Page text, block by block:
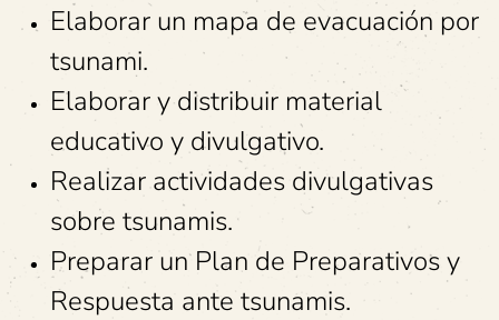
Elaborar un mapa de evacuación por
tsunami.
Elaborar y distribuir material
educativo y divulgativo.
Realizar actividades divulgativas
sobre tsunamis.
Preparar un Plan de Preparativos y
Respuesta ante tsunamis.